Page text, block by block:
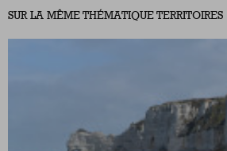
SUR LA MÊME THÉMATIQUE TERRITOIRES